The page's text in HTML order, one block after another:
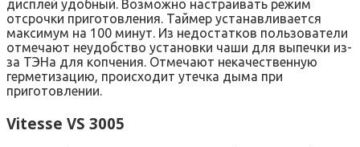
дисплей удобный. Возможно настраивать режим
отсрочки приготовления. Таймер устанавливается
максимум на 100 минут. Из недостатков пользователи
отмечают неудобство установки чаши для выпечки из-
за ТЭНа для копчения. Отмечают некачественную
герметизацию, происходит утечка дыма при
приготовлении.
Vitesse VS 3005